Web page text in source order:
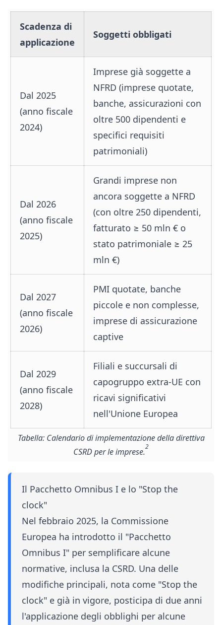
Scadenza di
applicazione
Soggetti obbligati
Dal 2025
(anno fiscale
2024)
Imprese già soggette a
NFRD (imprese quotate,
banche, assicurazioni con
oltre 500 dipendenti e
specifici requisiti
patrimoniali)
Dal 2026
(anno fiscale
2025)
Grandi imprese non
ancora soggette a NFRD
(con oltre 250 dipendenti,
fatturato ≥ 50 mln € o
stato patrimoniale ≥ 25
mln €)
Dal 2027
(anno fiscale
2026)
PMI quotate, banche
piccole e non complesse,
imprese di assicurazione
captive
Dal 2029
(anno fiscale
2028)
Filiali e succursali di
capogruppo extra-UE con
ricavi significativi
nell'Unione Europea
Tabella: Calendario di implementazione della direttiva
CSRD per le imprese.2
Il Pacchetto Omnibus I e lo "Stop the
clock"
Nel febbraio 2025, la Commissione
Europea ha introdotto il "Pacchetto
Omnibus I" per semplificare alcune
normative, inclusa la CSRD. Una delle
modifiche principali, nota come "Stop the
clock" e già in vigore, posticipa di due anni
l'applicazione degli obblighi per alcune